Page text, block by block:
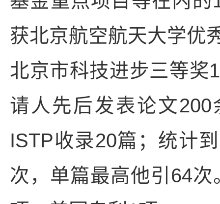
获北京航空航天大学优
北京市科技进步三等奖
请人先后发表论文
ISTP收录20篇；统计
次，单篇最高他引64